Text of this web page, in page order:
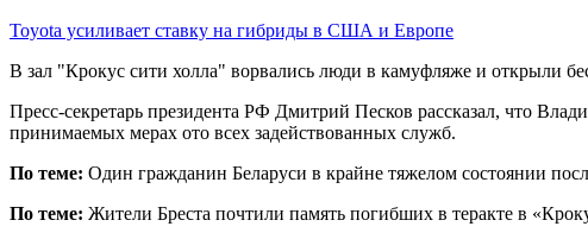
Toyota усиливает ставку на гибриды в США и Европе
В зал "Крокус сити холла" ворвались люди в камуфляже и открыли
Пресс-секретарь президента РФ Дмитрий Песков рассказал, что
принимаемых мерах ото всех задействованных служб.
По теме: Один гражданин Беларуси в крайне тяжелом состоянии
По теме: Жители Бреста почтили память погибших в теракте в